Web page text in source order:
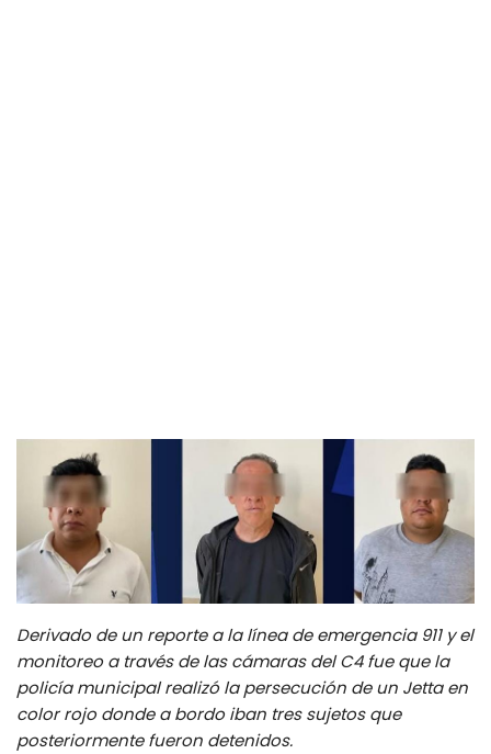
Derivado de un reporte a la línea de emergencia 911 y el
monitoreo a través de las cámaras del C4 fue que la
policía municipal realizó la persecución de un Jetta en
color rojo donde a bordo iban tres sujetos que
posteriormente fueron detenidos.